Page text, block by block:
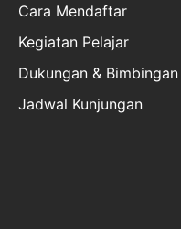
Cara Mendaftar
Kegiatan Pelajar
Dukungan & Bimbingan
Jadwal Kunjungan